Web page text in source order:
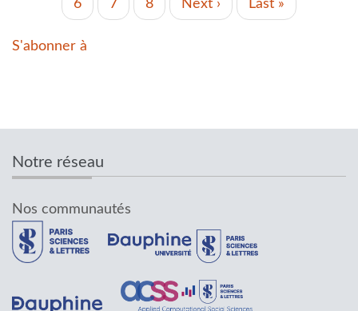
Page
6 Page
7 Page
8
Page
Next ›
Dernière
Last »
S'abonner à
Notre réseau
Nos communautés